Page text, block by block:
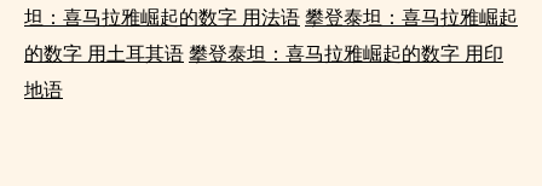
坦：喜马拉雅崛起的数字 用法语 攀登泰坦：喜马拉雅崛起
的数字 用土耳其语 攀登泰坦：喜马拉雅崛起的数字 用印
地语